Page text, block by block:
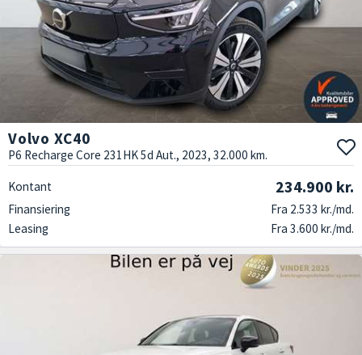
Volvo XC40
P6 Recharge Core 231HK 5d Aut., 2023, 32.000 km.
Kontant 234.900 kr.
Finansiering
Fra 2.533 kr./md.
Leasing
Fra 3.600 kr./md.